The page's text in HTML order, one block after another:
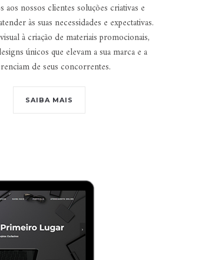
aos nossos clientes soluções criativas e
às suas necessidades e expectativas.
à criação de materiais promocionais,
únicos que elevam a sua marca e a
de seus concorrentes.
SAIBA MAIS